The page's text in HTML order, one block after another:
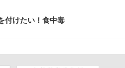
付けたい！食中毒